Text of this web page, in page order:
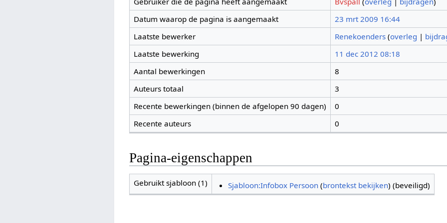
Datum waarop de pagina is aangemaakt
23 mrt 2009 16:44
Laatste bewerker
Renekoenders (overleg |
Laatste bewerking
11 dec 2012 08:18
Aantal bewerkingen
8
Auteurs totaal
3
Recente bewerkingen (binnen de afgelopen 90 dagen)
0
Recente auteurs
0
Pagina-eigenschappen
Gebruikt sjabloon (1) Sjabloon:Infobox Persoon (brontekst bekijken) (beveiligd)